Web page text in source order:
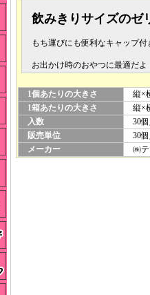
飲みきりサイズのゼ
もち運びにも便利なキャップ付
お出かけ時のおやつに最適だよ
1個あたりの大きさ
縦×
1箱あたりの大きさ
縦×
入数
30個
販売単位
30個
メーカー
㈱テ